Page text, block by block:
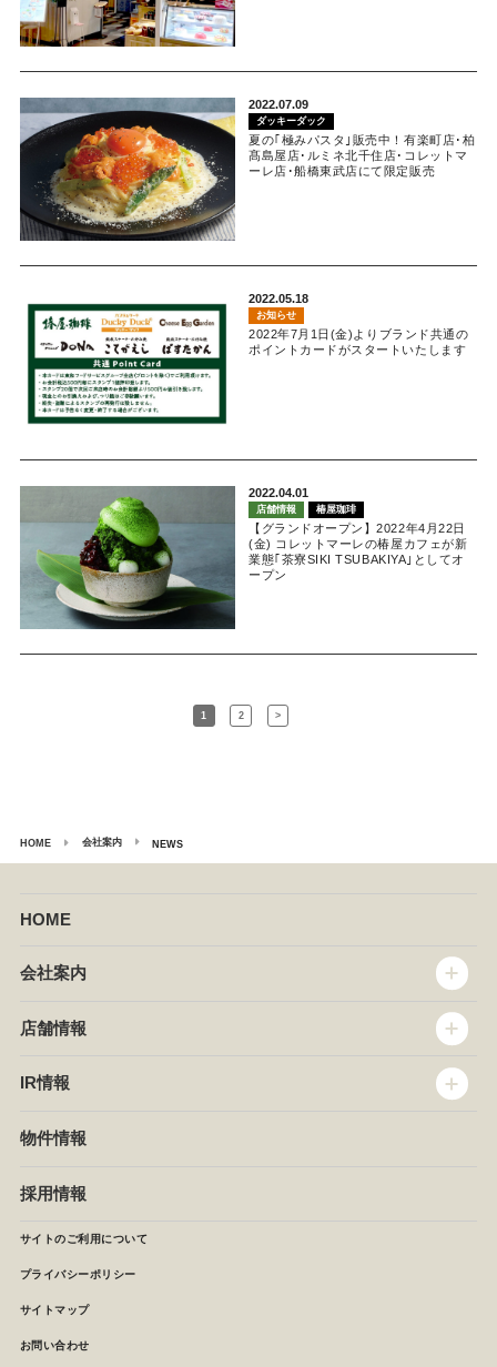
2022.07.09
ダッキーダック
夏の｢極みパスタ｣販売中！有楽町店･柏
髙島屋店･ルミネ北千住店･コレットマ
ーレ店･船橋東武店にて限定販売
2022.05.18
お知らせ
2022年7月1日(金)よりブランド共通の
ポイントカードがスタートいたします
2022.04.01
店舗情報 椿屋珈琲
【グランドオープン】2022年4月22日
(金) コレットマーレの椿屋カフェが新
業態｢茶寮SIKI TSUBAKIYA｣としてオ
ープン
1 2 >
HOME 会社案内 NEWS
HOME
会社案内
企業情報
セントラルキッチン
NEWS
店舗情報
椿屋珈琲
イタリアンダイニングDONA
店舗検索
IR情報
IRニュース
月次報告
決算短信
株主の皆様へ
よくあるご質問 (株主優待制度)
物件情報
採用情報
サイトのご利用について
プライバシーポリシー
サイトマップ
お問い合わせ